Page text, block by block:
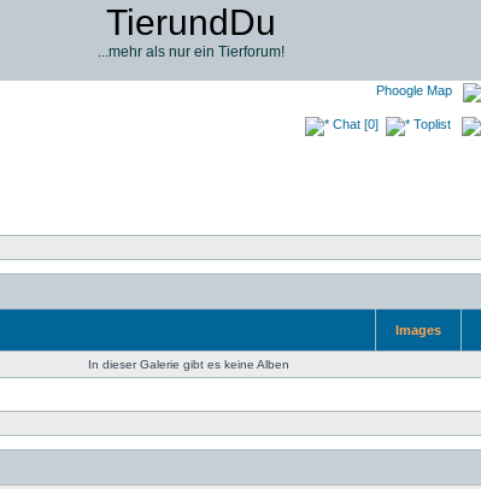
TierundDu
...mehr als nur ein Tierforum!
Phoogle Map
Chat [0] Toplist
Images
In dieser Galerie gibt es keine Alben